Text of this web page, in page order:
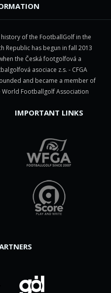
history of the FootballGolf in the
Republic has begun in fall 2013
the Česká footgolfová a
asociace z.s. - CFGA
and became a member of
World Footballgolf Association
IMPORTANT LINKS